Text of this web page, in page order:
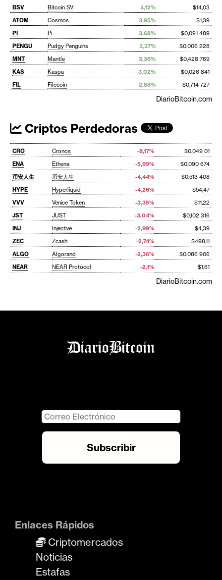
BSV
Bitcoin SV 4,12%
$14,03
ATOM
Cosmos 3,95%
$1,39
PI
Pi 3,68%
$0,091 489
PENGU
Pudgy Penguins 3,37%
$0,006 228
MNT
Mantle 3,36%
$0,428 769
KAS
Kaspa 3,02%
$0,026 841
FIL
Filecoin 2,88% $0,714 727
DiarioBitcoin.com
Criptos Perdedoras
CRO Cronos -8,17%
$0,049 01
ENA
Ethena -5,99%
$0,090 674
币安人生
币安人生 -4,44%
$0,513 408
HYPE
Hyperliquid -4,26%
$54,47
VVV
Venice Token -3,35%
$11,22
JST
JUST -3,04%
$0,102 316
INJ
Injective -2,99%
$4,39
ZEC
Zcash -2,74%
$498,11
ALGO
Algorand -2,36%
$0,086 906
NEAR
NEAR Protocol -2,1% $1,61
DiarioBitcoin.com
Enlaces Rápidos
Criptomercados
Noticias
Estafas